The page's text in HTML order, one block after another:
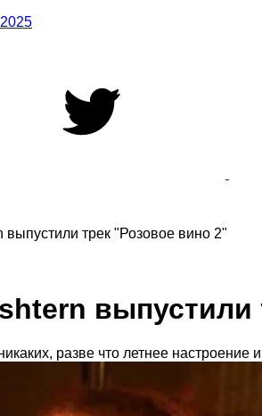
трек "Розовое вино 2"
разве что летнее настроение и